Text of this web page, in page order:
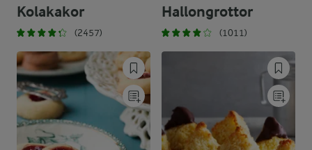
Kolakakor
(2457)
Hallongrottor
(1011)